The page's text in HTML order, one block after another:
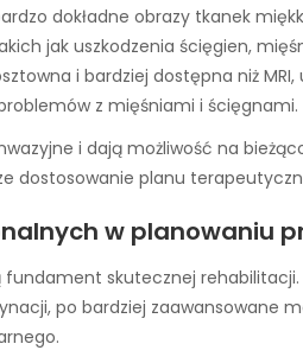
dokładne obrazy tkanek
jak uszkodzenia ścięgien,
i bardziej dostępna niż
z mięśniami i ścięgnami.
i dają możliwość na
dostosowanie planu
w planowaniu
skutecznej
po bardziej zaawansowane